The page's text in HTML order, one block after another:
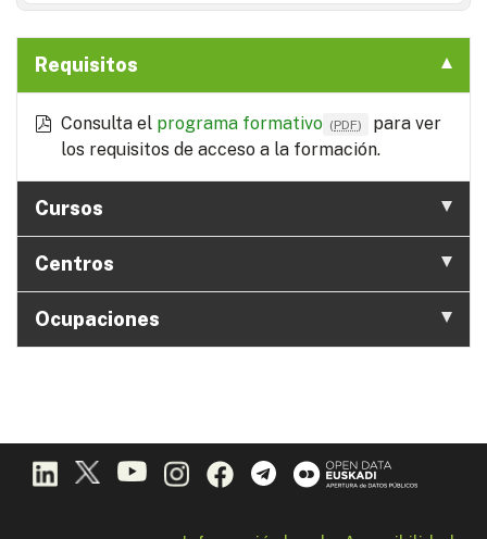
Requisitos
Consulta el programa formativo (PDF)
para ver
los requisitos de acceso a la formación.
Cursos
Centros
Ocupaciones